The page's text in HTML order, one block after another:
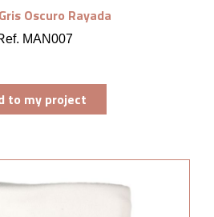
Oscuro Rayada
MAN007
to my project